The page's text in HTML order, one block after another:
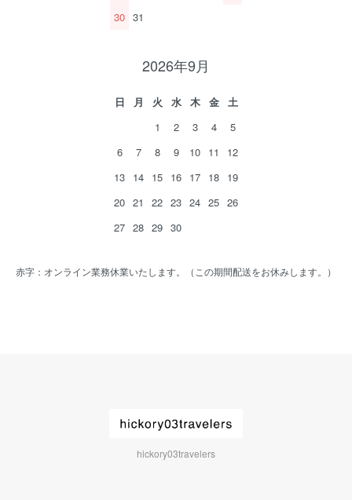
30 31
2026年9月
日 月 火 水 木 金
土
1
2 3 4
5
6
7 8 9 10 11
12
13 14 15 16 17 18 19
20 21 22 23 24 25 26
27 28 29 30
赤字：オンライン業務休業いたします。（この期間配送をお休みします。）
hickory03travelers